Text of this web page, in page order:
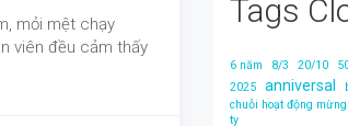
mỏi mệt chạy
viên đều cảm thấy
Tags
6 năm 8/3 20/10
2025 anniversal
chuỗi hoạt động
ty